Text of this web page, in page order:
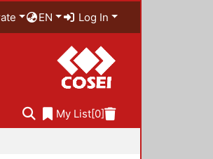
EN Log In
My List[0]